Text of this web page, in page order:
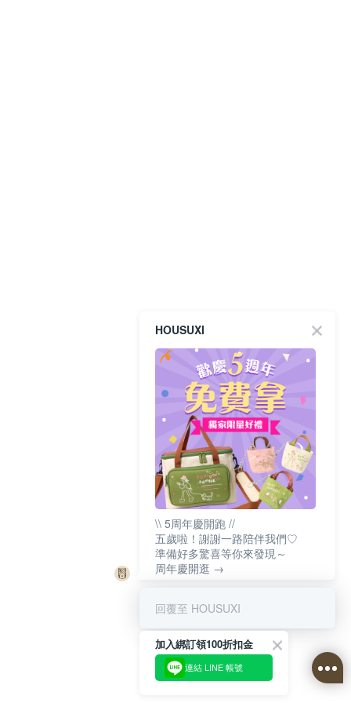
HOUSUXI
\\ 5周年慶開跑 //
五歲啦！謝謝一路陪伴我們♡
準備好多驚喜等你來發現～
周年慶開逛 →
回覆至 HOUSUXI
加入綁訂領100折扣金
連結 LINE 帳號